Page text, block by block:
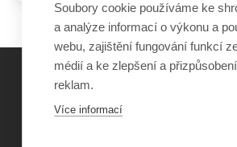
©Obecně prospěšná společnost
Soubory cookie používáme ke
a analýze informací o výkonu a
webu, zajištění fungování funkcí
médií a ke zlepšení a
reklam.
Více informací